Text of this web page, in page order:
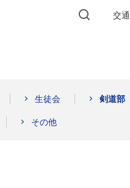
交通
生徒会 剣道部
その他